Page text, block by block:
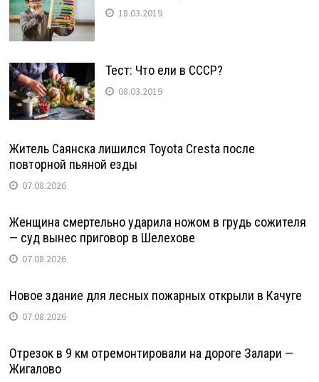
18.03.2019
Тест: Что ели в СССР?
08.03.2019
Житель Саянска лишился Toyota Cresta после
повторной пьяной езды
07.08.2026
Женщина смертельно ударила ножом в грудь сожителя
— суд вынес приговор в Шелехове
07.08.2026
Новое здание для лесных пожарных открыли в Качуге
07.08.2026
Отрезок в 9 км отремонтировали на дороге Залари —
Жигалово